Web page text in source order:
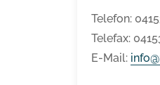
Telefon:
Telefax:
E-Mail: